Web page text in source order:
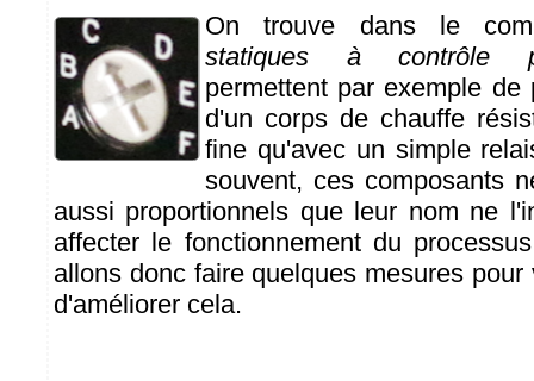
On trouve dans le
statiques à contrôle
permettent par exemple de
d'un corps de chauffe
fine qu'avec un simple
souvent, ces composants
aussi proportionnels que leur nom ne
affecter le fonctionnement du
allons donc faire quelques mesures
d'améliorer cela.